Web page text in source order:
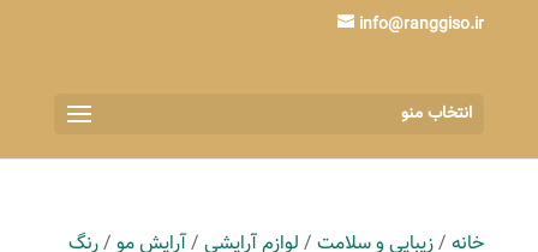
info@ranggiso.ir
انتخاب منو
خانه/زیبایی و سلامت/ لوازم آرایشی/آرایش مو/رنگ